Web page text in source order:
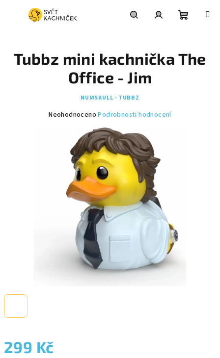
košík
299 Kč
Tubbz mini kachnička The
Office - Jim
NUMSKULL - TUBBZ
Průměrné
hvězdiček.
Neohodnoceno Podrobnosti hodnocení